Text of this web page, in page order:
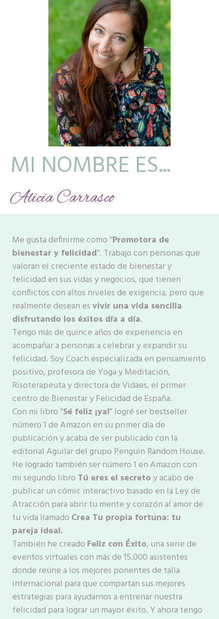
MI NOMBRE ES...
Alicia Carrasco
Me gusta definirme como “Promotora de
bienestar y felicidad”. Trabajo con personas que
valoran el creciente estado de bienestar y
felicidad en sus vidas y negocios, que tienen
conflictos con altos niveles de exigencia, pero que
realmente desean esvivir una vida sencilla
disfrutando los éxitos día a día.
Tengo más de quince años de experiencia en
acompañar a personas a celebrar y expandir su
felicidad. Soy Coach especializada en pensamiento
positivo, profesora de Yoga y Meditación,
Risoterapeuta y directora de Vidaes, el primer
centro de Bienestar y Felicidad de España.
Con mi libro “Sé feliz ¡ya!” logré ser bestseller
número 1 de Amazon en su primer día de
publicación y acaba de ser publicado con la
editorial Aguilar del grupo Penguin Random House.
He logrado también ser número 1 en Amazon con
mi segundo libro Tú eres el secretoy acabo de
publicar un cómic interactivo basado en la Ley de
Atracción para abrir tu mente y corazón al amor de
tu vida llamado Crea Tu propia fortuna: tu
pareja ideal.
También he creado Feliz con Éxito, una serie de
eventos virtuales con más de 15.000 asistentes
donde reúne a los mejores ponentes de talla
internacional para que compartan sus mejores
estrategias para ayudarnos a entrenar nuestra
felicidad para lograr un mayor éxito. Y ahora tengo